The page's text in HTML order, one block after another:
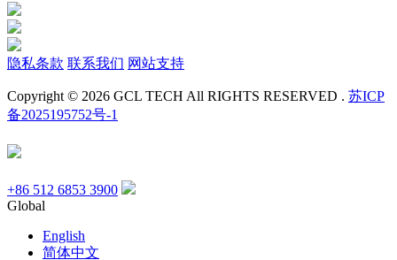
隐私条款 联系我们 网站支持
Copyright © 2026 GCL TECH All RIGHTS RESERVED . 苏ICP
备2025195752号-1
+86 512 6853 3900
Global
English
简体中文